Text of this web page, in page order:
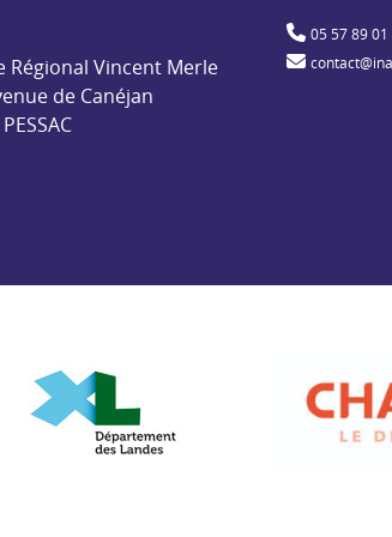
pour l'insertion par l'activité
Régional Vincent Merle
de Canéjan
05 57 89 01
Département des Landes